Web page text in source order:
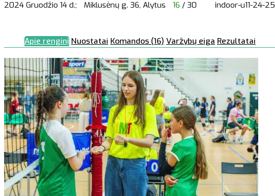
2024 Gruodžio 14 d.; Miklusėnų g. 36, Alytus 16 / 30 indoor-u11-24-25
Apie renginį Nuostatai Komandos (16) Varžybų eiga Rezultatai